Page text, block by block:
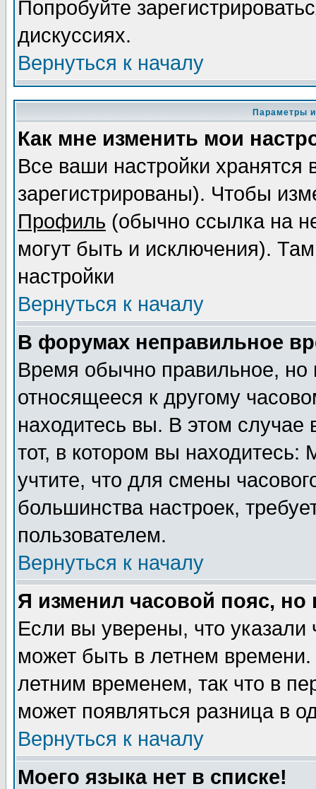
Попробуйте
дискуссиях.
Вернуться к началу
Параметры
Как мне изменить мои
Все ваши настройки
зарегистрированы). Чтобы
Профиль (обычно ссылка на
могут быть и исключения).
настройки
Вернуться к началу
В форумах неправильное
Время обычно правильное,
относящееся к другому
находитесь вы. В этом
тот, в котором вы
учтите, что для смены
большинства настроек,
пользователем.
Вернуться к началу
Я изменил часовой пояс,
Если вы уверены, что указали
может быть в летнем
летним временем, так что в
может появляться разница в
Вернуться к началу
Моего языка нет в списке!